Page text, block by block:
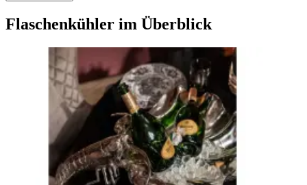
Flaschenkühler im Überblick